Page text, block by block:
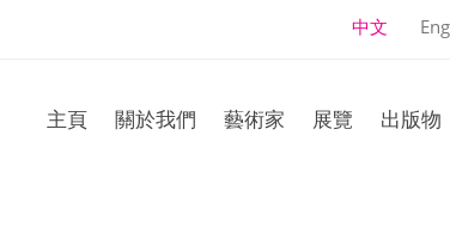
中文
主頁 關於我們 藝術家 展覽 出版物